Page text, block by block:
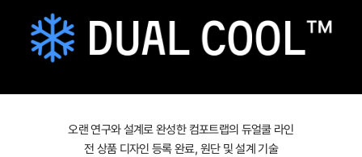
오랜 연구와 설계로 완성한 컴포트랩의 듀얼쿨 라인
전 상품 디자인 등록 완료, 원단 및 설계 기술